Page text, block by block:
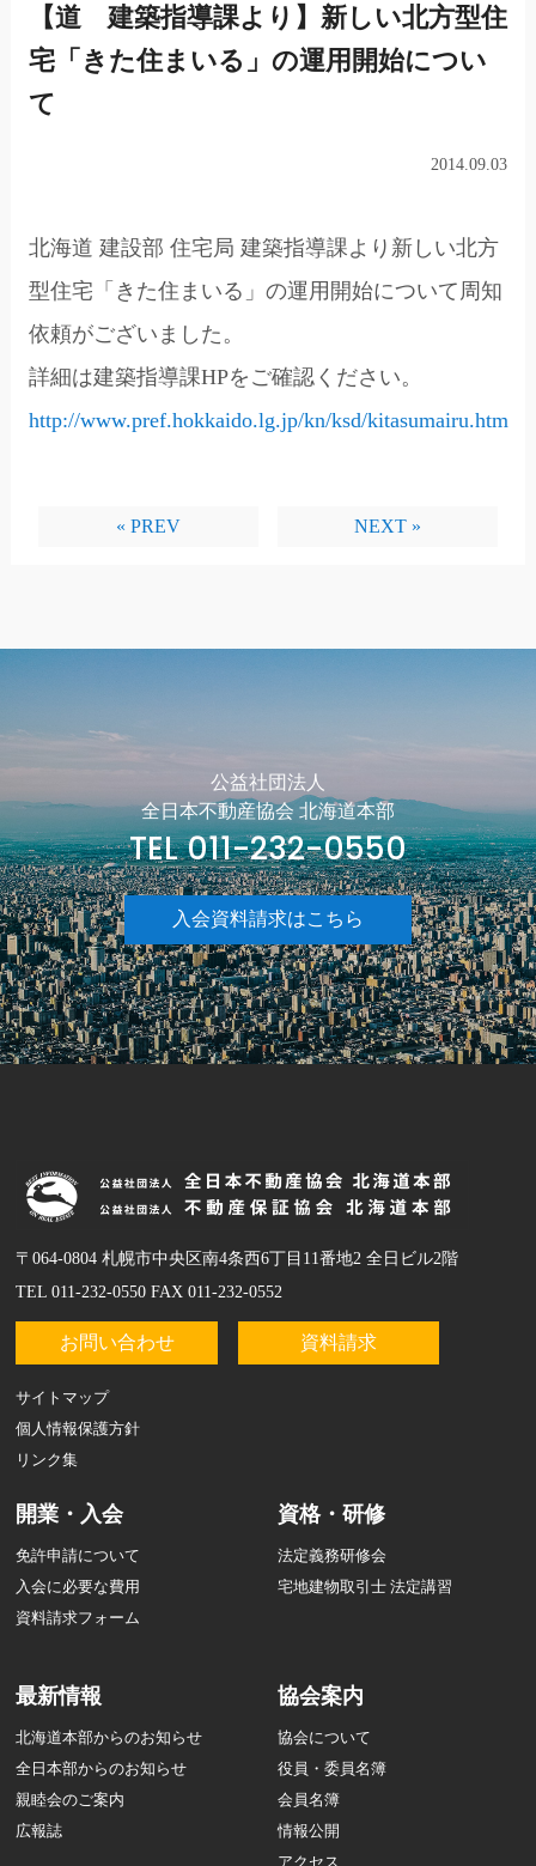
【道 建築指導課より】新しい北方型住
宅「きた住まいる」の運用開始につい
て
2014.09.03
北海道 建設部 住宅局 建築指導課より新しい北方
型住宅「きた住まいる」の運用開始について周知
依頼がございました。
詳細は建築指導課HPをご確認ください。
http://www.pref.hokkaido.lg.jp/kn/ksd/kitasumairu.htm
« PREV NEXT »
公益社団法人
全日本不動産協会 北海道本部
TEL 011-232-0550
入会資料請求はこちら
〒064-0804 札幌市中央区南4条西6丁目11番地2 全日ビル2階
TEL 011-232-0550 FAX 011-232-0552
お問い合わせ 資料請求
サイトマップ
個人情報保護方針
リンク集
開業・入会
免許申請について
入会に必要な費用
資料請求フォーム
資格・研修
法定義務研修会
宅地建物取引士 法定講習
最新情報
北海道本部からのお知らせ
全日本部からのお知らせ
親睦会のご案内
広報誌
協会案内
協会について
役員・委員名簿
会員名簿
情報公開
アクセス